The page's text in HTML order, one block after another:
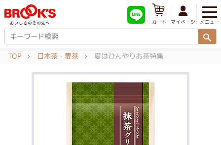
メニュー
マイページ
カート
TOP 日本茶・麦茶 夏はひんやりお茶特集